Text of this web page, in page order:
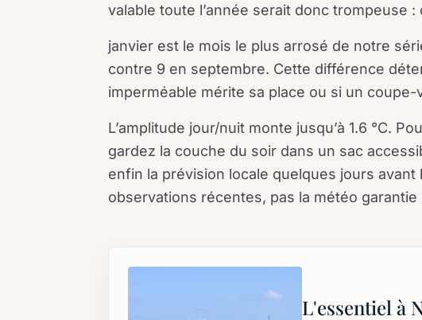
valable toute l’année serait donc trompeuse
janvier est le mois le plus arrosé de notre
contre 9 en septembre. Cette différence
imperméable mérite sa place ou si un
L’amplitude jour/nuit monte jusqu’à 1.6 °C.
gardez la couche du soir dans un sac
enfin la prévision locale quelques jours
observations récentes, pas la météo
L'essentiel à